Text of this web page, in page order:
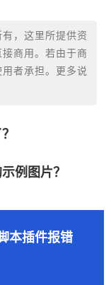
，这里所提供资
商用。若由于商
者承担。更多说
例图片？
本插件报错